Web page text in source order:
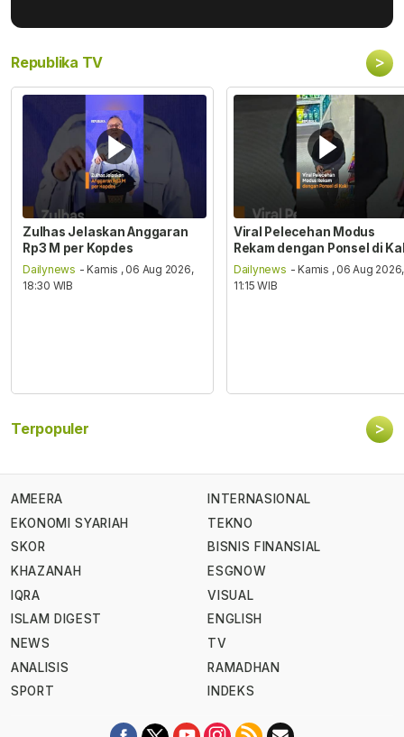
Republika TV >
Zulhas Jelaskan Anggaran
Rp3 M per Kopdes
Dailynews - Kamis , 06 Aug 2026,
18:30 WIB
Viral Pelecehan Modus
Rekam dengan Ponsel di
Dailynews - Kamis , 06 Aug 2026,
11:15 WIB
Terpopuler >
AMEERA
EKONOMI SYARIAH
SKOR
KHAZANAH
IQRA
ISLAM DIGEST
NEWS
ANALISIS
SPORT
INTERNASIONAL
TEKNO
BISNIS FINANSIAL
ESGNOW
VISUAL
ENGLISH
TV
RAMADHAN
INDEKS